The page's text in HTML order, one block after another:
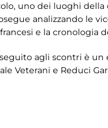
uno dei luoghi della
analizzando le
e la cronologia
agli scontri è
Veterani e Reduci